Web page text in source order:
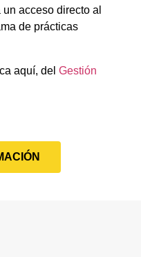
acceso directo al
de prácticas
aquí, del Gestión